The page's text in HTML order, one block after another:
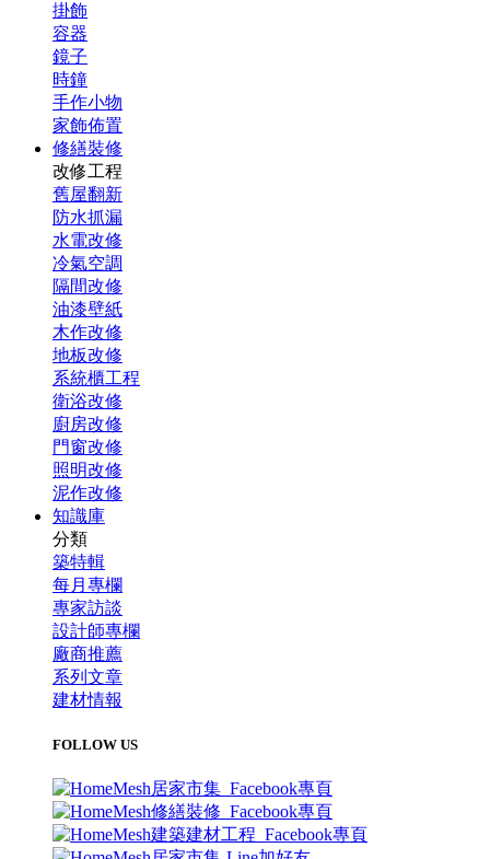
掛飾
容器
鏡子
時鐘
手作小物
家飾佈置
修繕裝修
改修工程
舊屋翻新
防水抓漏
水電改修
冷氣空調
隔間改修
油漆壁紙
木作改修
地板改修
系統櫃工程
衛浴改修
廚房改修
門窗改修
照明改修
泥作改修
知識庫
分類
築特輯
每月專欄
專家訪談
設計師專欄
廠商推薦
系列文章
建材情報
FOLLOW US